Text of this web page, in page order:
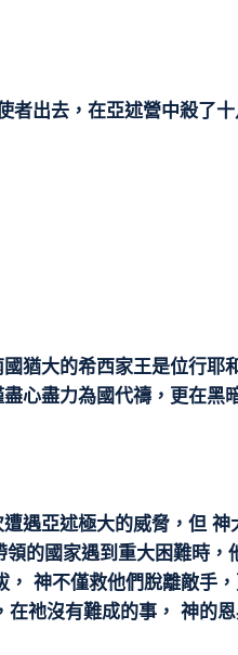
者出去，在亞述營中殺了
猶大的希西家王是位行
心盡力為國代禱，更在黑
遇亞述極大的威脅，但
的國家遇到重大困難時
， 神不僅救他們脫離敵手
在祂沒有難成的事， 神的